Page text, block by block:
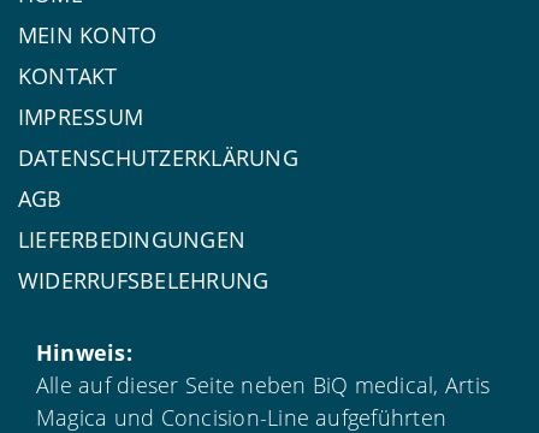
MEIN KONTO
KONTAKT
IMPRESSUM
DATENSCHUTZERKLÄRUNG
AGB
LIEFERBEDINGUNGEN
WIDERRUFSBELEHRUNG
Hinweis:
Alle auf dieser Seite neben BiQ medical, Artis
Magica und Concision-Line aufgeführten